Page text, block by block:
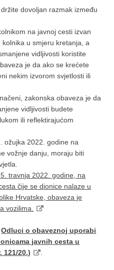
dovoljan razmak između
na javnoj cesti izvan
u smjeru kretanja, a
vidljivosti koristite
je da ako se krećete
nekim izvorom svjetlosti ili
zakonska obaveza je da
vidljivosti budete
ili reflektirajućom
ožujka 2022. godine na
vožnje danju, moraju biti
travnja 2022. godine, na
čije se dionice nalaze u
Hrvatske, obaveza je
vozilima.
Odluci o obaveznoj uporabi
javnih cesta u
121/20.)